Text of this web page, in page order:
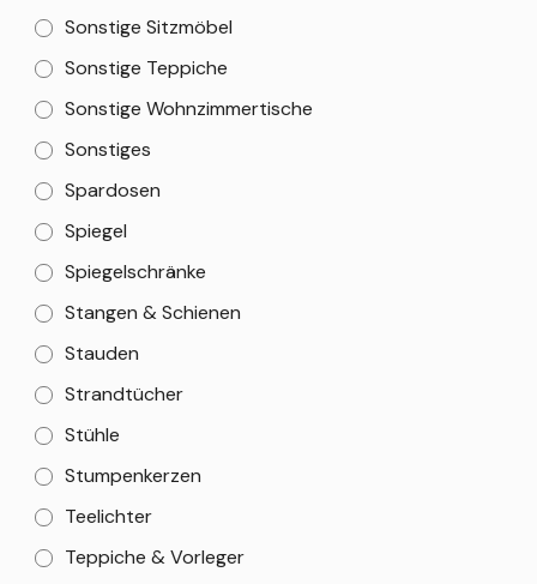
Sonstige Sitzmöbel
Sonstige Teppiche
Sonstige Wohnzimmertische
Sonstiges
Spardosen
Spiegel
Spiegelschränke
Stangen & Schienen
Stauden
Strandtücher
Stühle
Stumpenkerzen
Teelichter
Teppiche & Vorleger